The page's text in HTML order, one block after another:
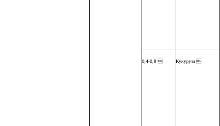
0,4-0,8  Кукуруза 